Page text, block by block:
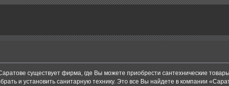
существует фирма, где Вы можете приобрести сантехнические
и установить санитарную технику. Это все Вы найдете в компании